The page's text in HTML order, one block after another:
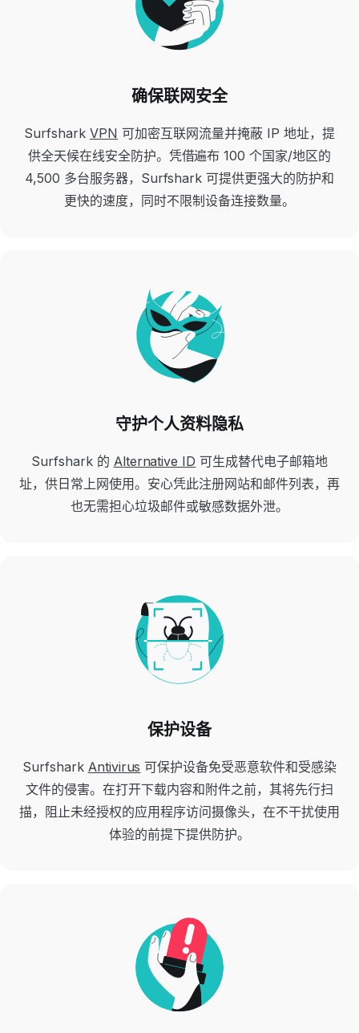
确保联网安全
SurfsharkVPN 可加密互联网流量并掩蔽 IP 地址，提
供全天候在线安全防护。凭借遍布 100 个国家/地区的
4,500 多台服务器，Surfshark 可提供更强大的防护和
更快的速度，同时不限制设备连接数量。
守护个人资料隐私
Surfshark 的 Alternative ID 可生成替代电子邮箱地
址，供日常上网使用。安心凭此注册网站和邮件列表，再
也无需担心垃圾邮件或敏感数据外泄。
保护设备
Surfshark Antivirus 可保护设备免受恶意软件和受感染
文件的侵害。在打开下载内容和附件之前，其将先行扫
描，阻止未经授权的应用程序访问摄像头，在不干扰使用
体验的前提下提供防护。